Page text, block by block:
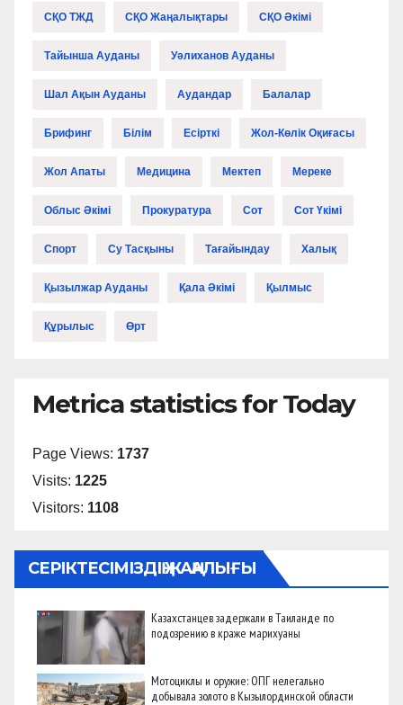
СҚО ТЖД СҚО Жаңалықтары СҚО Әкімі
Тайынша Ауданы Уәлиханов Ауданы
Шал Ақын Ауданы Аудандар Балалар
Брифинг Білім Есірткі Жол-Көлік Оқиғасы
Жол Апаты Медицина Мектеп Мереке
Облыс Әкімі Прокуратура Сот Сот Үкімі
Спорт Су Тасқыны Тағайындау Халық
Қызылжар Ауданы Қала Әкімі Қылмыс
Құрылыс Өрт
Metrica statistics for Today
Page Views: 1737
Visits: 1225
Visitors: 1108
СЕРІКТЕСІМІЗДІҢ ЖАҢАЛЫҒЫ
Казахстанцев задержали в Таиланде по
подозрению в краже марихуаны
Мотоциклы и оружие: ОПГ нелегально
добывала золото в Кызылординской области